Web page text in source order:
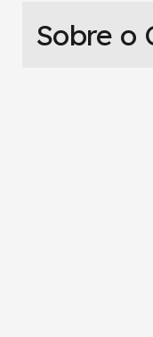
Sobre o